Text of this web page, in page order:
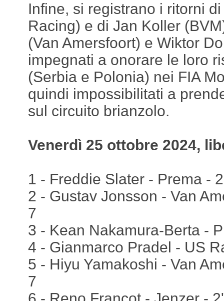
Infine, si registrano i ritorni
Racing) e di Jan Koller
(Van Amersfoort) e Wiktor
impegnati a onorare le loro
(Serbia e Polonia) nei FIA
quindi impossibilitati a
sul circuito brianzolo.
Venerdì 25 ottobre 2024,
1 - Freddie Slater - Prema -
2 - Gustav Jonsson - Van
7
3 - Kean Nakamura-Berta -
4 - Gianmarco Pradel - US
5 - Hiyu Yamakoshi - Van
7